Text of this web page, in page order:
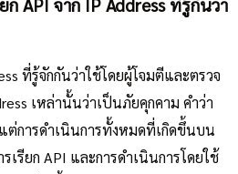
ที่รู้จักกันว่าใช้โดยผู้โจมตีและตรวจ
เหล่านั้นว่าเป็นภัยคุกคาม คำว่า
ต่การดำเนินการทั้งหมดที่เกิดขึ้นบน
เรียก API และการดำเนินการโดยใช้